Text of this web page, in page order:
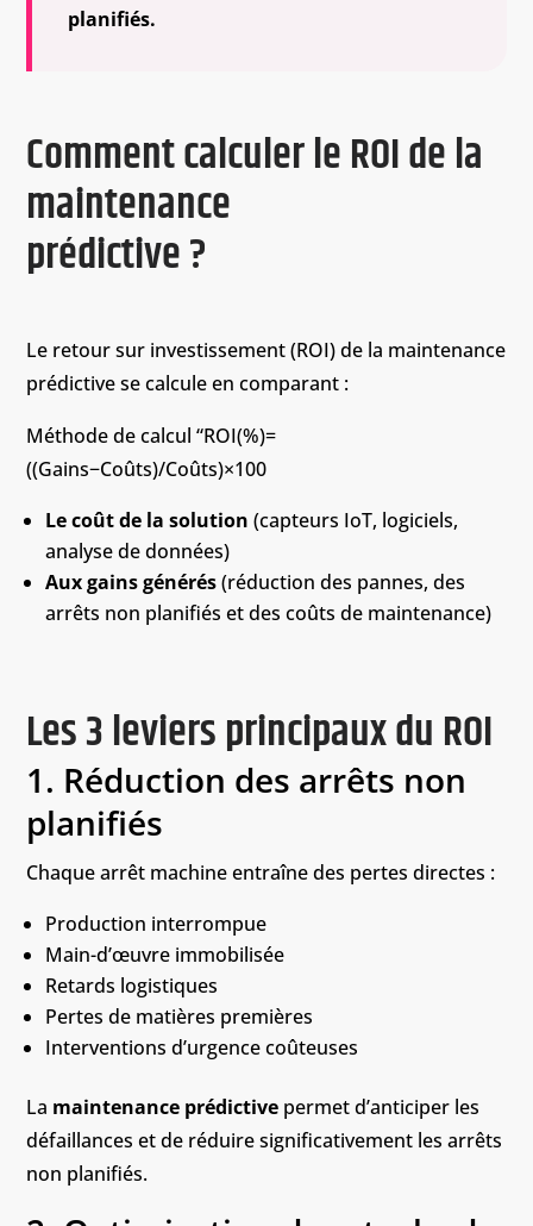
planifiés.
Comment calculer le ROI de la
maintenance
prédictive ?
Le retour sur investissement (ROI) de la maintenance
prédictive se calcule en comparant :
Méthode de calcul “ROI(%)=
((Gains−Coûts)/Coûts)×100
Le coût de la solution (capteurs IoT, logiciels,
analyse de données)
Aux gains générés(réduction des pannes, des
arrêts non planifiés et des coûts de maintenance)
Les 3 leviers principaux du ROI
1. Réduction des arrêts non
planifiés
Chaque arrêt machine entraîne des pertes directes :
Production interrompue
Main-d’œuvre immobilisée
Retards logistiques
Pertes de matières premières
Interventions d’urgence coûteuses
La maintenance prédictive permet d’anticiper les
défaillances et de réduire significativement les arrêts
non planifiés.